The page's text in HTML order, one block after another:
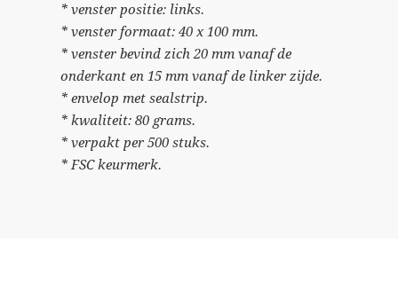
* venster positie: links.
* venster formaat: 40 x 100 mm.
* venster bevind zich 20 mm vanaf de
onderkant en 15 mm vanaf de linker zijde.
* envelop met sealstrip.
* kwaliteit: 80 grams.
* verpakt per 500 stuks.
* FSC keurmerk.